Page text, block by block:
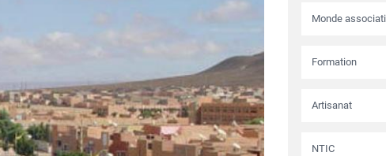
Monde
Formation
Artisanat
NTIC